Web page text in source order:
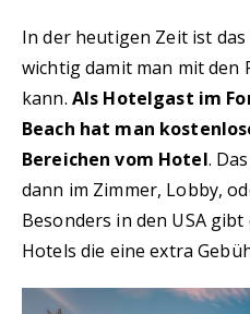
In der heutigen Zeit ist
wichtig damit man mit den
kann. Als Hotelgast im
Beach hat man
Bereichen vom Hotel.
dann im Zimmer, Lobby,
Besonders in den USA
Hotels die eine extra